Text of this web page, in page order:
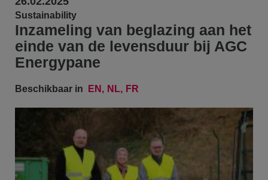
Sustainability
Inzameling van beglazing aan het
einde van de levensduur bij AGC
Energypane
Beschikbaar in EN NL FR